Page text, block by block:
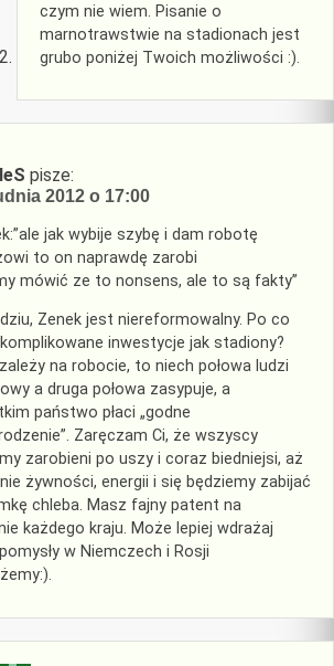
czym nie wiem. Pisanie o
marnotrawstwie na stadionach jest
grubo poniżej Twoich możliwości :).
pisze:
2012 o 17:00
jak wybije szybę i dam robotę
to on naprawdę zarobi
mówić ze to nonsens, ale to są fakty”
Zenek jest niereformowalny. Po co
inwestycje jak stadiony?
na robocie, to niech połowa ludzi
a druga połowa zasypuje, a
państwo płaci „godne
Zaręczam Ci, że wszyscy
zarobieni po uszy i coraz biedniejsi, aż
żywności, energii i się będziemy zabijać
chleba. Masz fajny patent na
każdego kraju. Może lepiej wdrażaj
w Niemczech i Rosji